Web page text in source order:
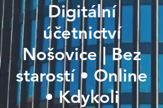
Digitální
účetnictví
Nošovice | Bez
starostí • Online
• Kdykoli